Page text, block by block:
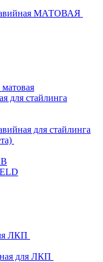
МАТОВАЯ
для стайлинга
для стайлинга
ЛКП
для ЛКП